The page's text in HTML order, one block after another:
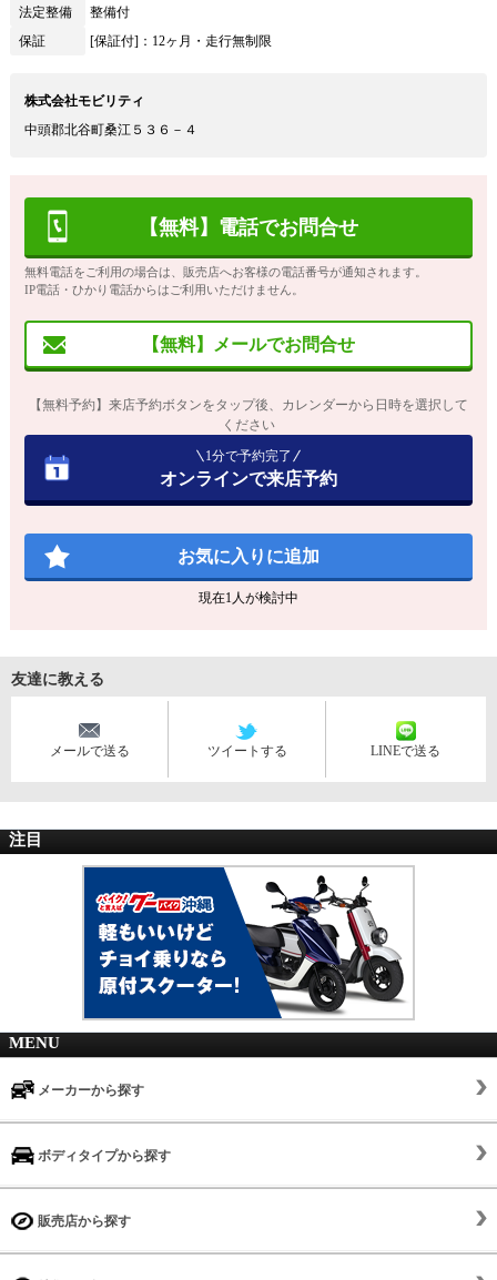
法定整備
整備付
保証
[保証付]：12ヶ月・走行無制限
株式会社モビリティ
中頭郡北谷町桑江５３６－４
【無料】電話でお問合せ
無料電話をご利用の場合は、販売店へお客様の電話番号が通知されます。
IP電話・ひかり電話からはご利用いただけません。
【無料】メールでお問合せ
【無料予約】来店予約ボタンをタップ後、カレンダーから日時を選択して
ください
1分で予約完了
オンラインで来店予約
お気に入りに追加
現在1 人が検討中
友達に教える
メールで送る ツイートする LINEで送る
注目
MENU
メーカーから探す
ボディタイプから探す
販売店から探す